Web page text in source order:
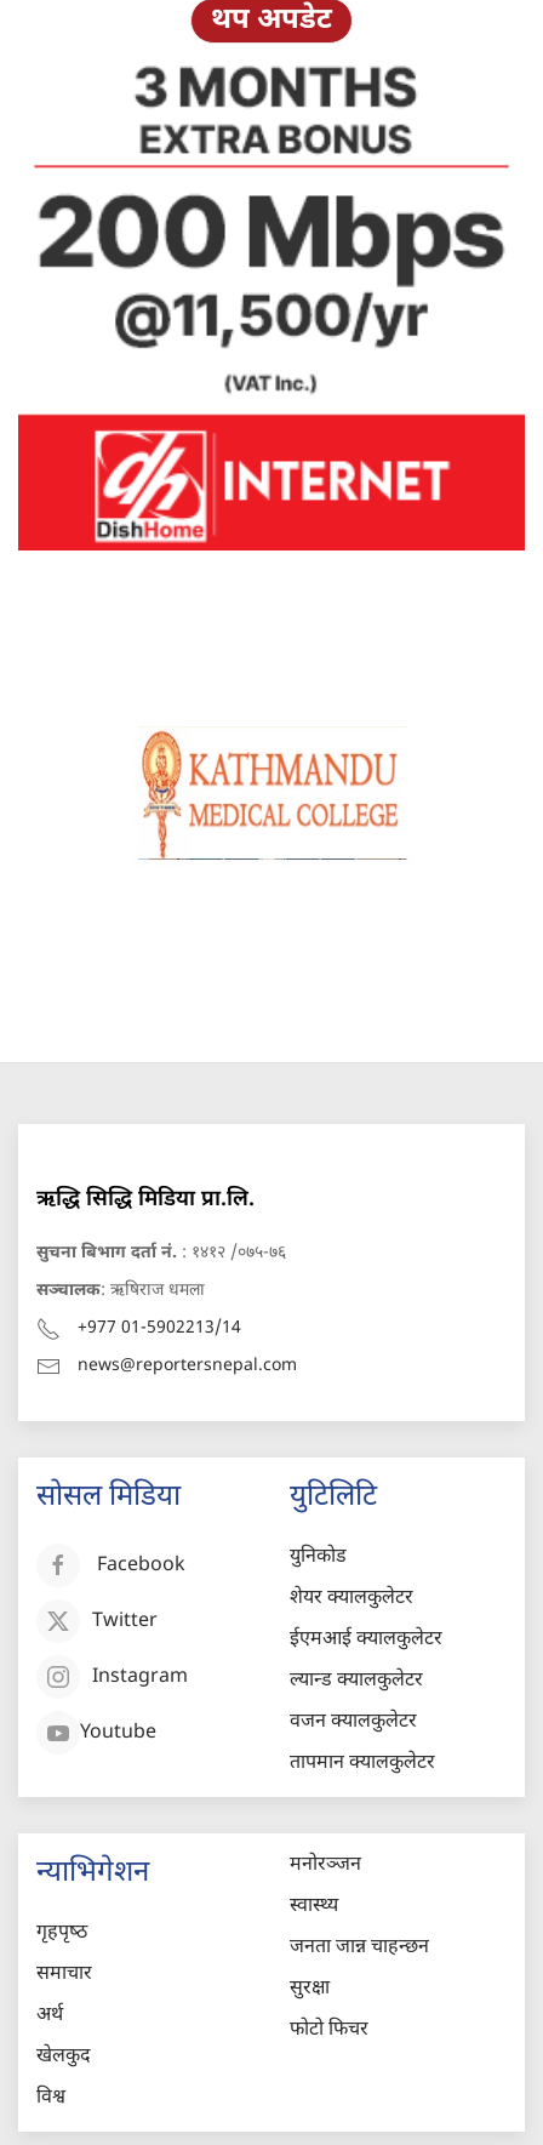
थप अपडेट
ऋद्धि सिद्धि मिडिया प्रा.लि.
सुचना बिभाग दर्ता नं. : १४१२ /०७५-७६
सञ्चालक: ऋषिराज धमला
+977 01-5902213/14
news@reportersnepal.com
सोसल मिडिया
Facebook
Twitter
Instagram
Youtube
युटिलिटि
युनिकोड
शेयर क्यालकुलेटर
ईएमआई क्यालकुलेटर
ल्यान्ड क्यालकुलेटर
वजन क्यालकुलेटर
तापमान क्यालकुलेटर
न्याभिगेशन
गृहपृष्‍ठ
समाचार
अर्थ
खेलकुद
विश्व
मनोरञ्जन
स्वास्थ्य
जनता जान्न चाहन्छन
सुरक्षा
फोटो फिचर